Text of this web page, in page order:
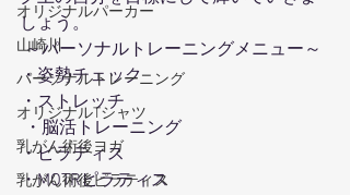
オリジナルパーカー
山崎川
パーソナルトレーニング
オリジナルTシャツ
乳がん術後ヨガ
乳がん術後ピラティス
しょう。
～パーソナルトレーニングメニュー～
・姿勢チェック
・ストレッチ
・脳活トレーニング
・ピラティス
・MOTRピラティス